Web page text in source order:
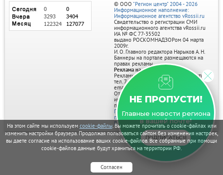
На этом сайте мы используем cookie-файлы. Вы можете прочитать о cookie-файлах или
изменить настройки браузера. Продолжая пользоваться сайтом без изменения настроек,
вы даете согласие на использование ваших cookie-файлов. Все собранные при помощи
cookie-файлов данные будут храниться на территории РФ.
Согласен
НЕ ПРОПУСТИ!
Главные новости региона
в вашей почте!
ПОДПИСАТЬСЯ
© ООО "Регион центр" 2004 - 2026
Информационное наполнение:
Информационное агентство vRossii.ru
Свидетельство о регистрации СМИ
информационного агентства vRossii.ru
ИА № ФС 77‑35502
выдано РОСКОМНАДЗОРом 04 марта
2009г.
И. О. Главного редактора Нарыков А. Н.
Баннеры на портале размещаются на
правах рекламы.
Реклама на портале:
Рекламное агентство "Умный маркетинг"
тел. 7-910-267-70-40,
email: umnyy.marketing@yandex.ru
Отдельные публикации могут содержать
информацию, не предназначенную для
пользователей до 18 лет.
Политика в отношении обработки
персональных данных
Политика обработки файлов cookie